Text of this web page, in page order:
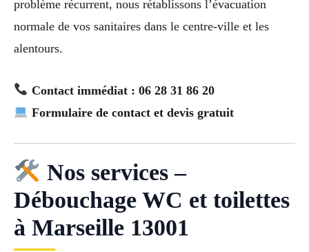
problème récurrent, nous rétablissons l’évacuation
normale de vos sanitaires dans le centre-ville et les
alentours.
Contact immédiat : 06 28 31 86 20
Formulaire de contact et devis gratuit
Nos services –
Débouchage WC et toilettes
à Marseille 13001